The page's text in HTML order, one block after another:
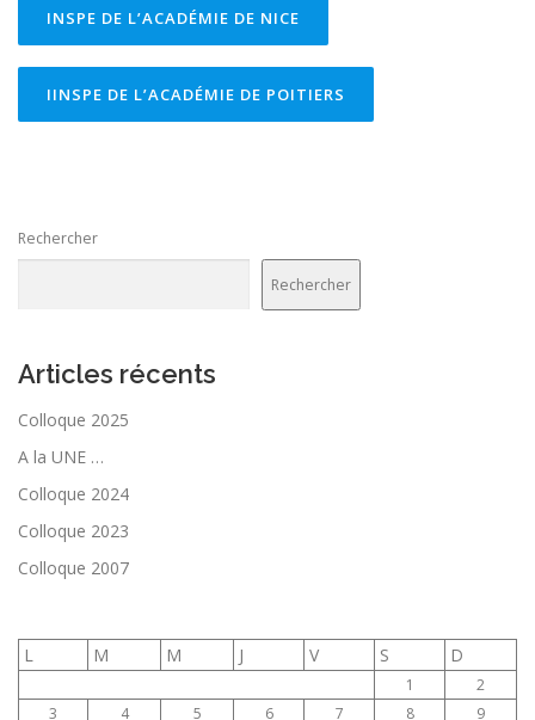
INSPE DE L’ACADÉMIE DE NICE
IINSPE DE L’ACADÉMIE DE POITIERS
Rechercher
Rechercher
Articles récents
Colloque 2025
A la UNE …
Colloque 2024
Colloque 2023
Colloque 2007
L M M J V S D
1
2
3
4 5 6 7 8 9